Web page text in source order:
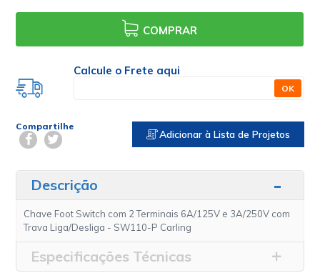
COMPRAR
Calcule o Frete aqui
OK
Compartilhe
Adicionar à Lista de Projetos
Descrição
Chave Foot Switch com 2 Terminais 6A/125V e 3A/250V com
Trava Liga/Desliga - SW110-P Carling
Especificações Técnicas